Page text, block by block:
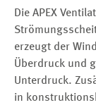
Die APEX
erzeugt der
Überdruck und
Unterdruck.
in